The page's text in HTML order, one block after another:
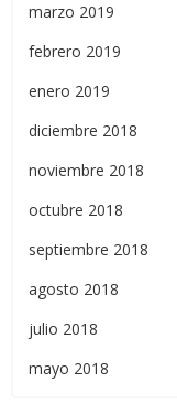
marzo 2019
febrero 2019
enero 2019
diciembre 2018
noviembre 2018
octubre 2018
septiembre 2018
agosto 2018
julio 2018
mayo 2018